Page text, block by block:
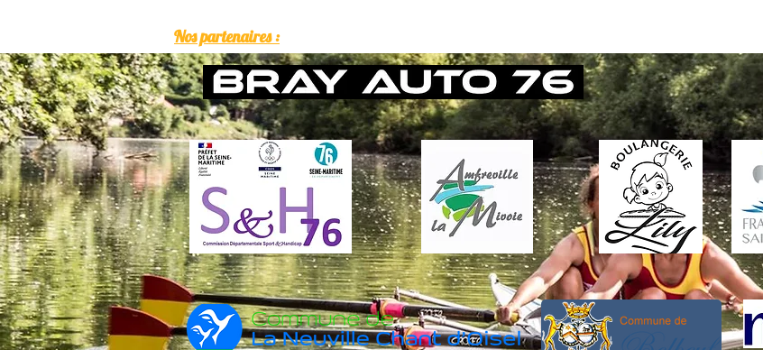
Nos partenaires :